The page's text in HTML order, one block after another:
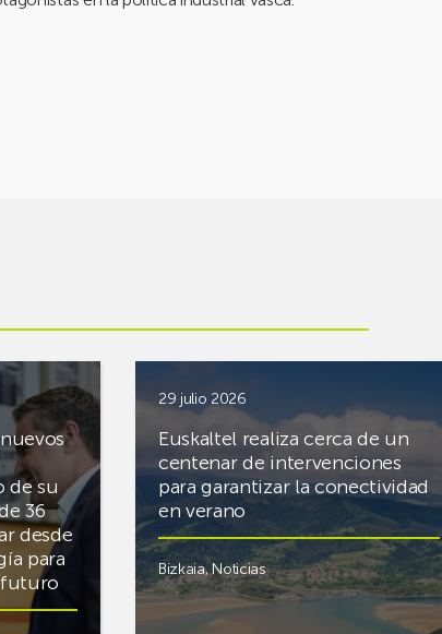
de su
36
desde
para
futuro
29 julio 2026
Euskaltel realiza cerca de un
centenar de intervenciones
para garantizar la conectividad
en verano
Bizkaia,Noticias